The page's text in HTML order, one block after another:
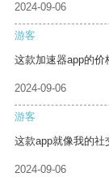
2024-09-06
游客
这款加速器app的价
2024-09-06
游客
这款app就像我的社
2024-09-06